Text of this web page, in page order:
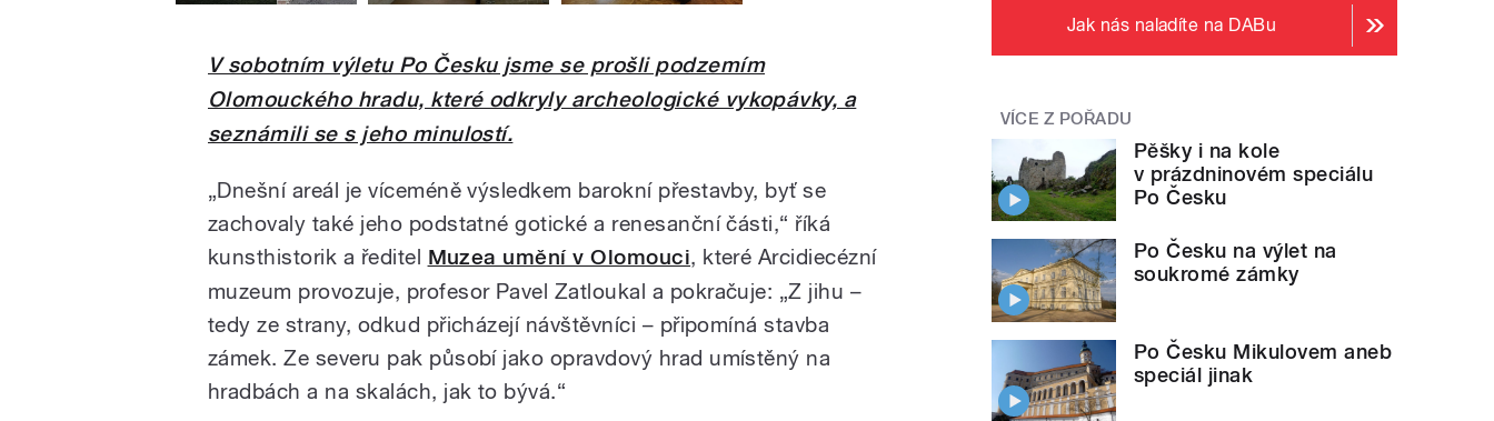
V sobotním výletu Po Česku jsme se prošli podzemím
Olomouckého hradu, které odkryly archeologické vykopávky, a
seznámili se s jeho minulostí.
„Dnešní areál je víceméně výsledkem barokní přestavby, byť se
zachovaly také jeho podstatné gotické a renesanční části,“ říká
kunsthistorik a ředitel Muzea umění v Olomouci, které Arcidiecézní
muzeum provozuje, profesor Pavel Zatloukal a pokračuje: „Z jihu –
tedy ze strany, odkud přicházejí návštěvníci – připomíná stavba
zámek. Ze severu pak působí jako opravdový hrad umístěný na
hradbách a na skalách, jak to bývá.“
Jak nás naladíte na DABu
VÍCE Z POŘADU
Pěšky i na kole
v prázdninovém speciálu
Po Česku
Po Česku na výlet na
soukromé zámky
Po Česku Mikulovem aneb
speciál jinak